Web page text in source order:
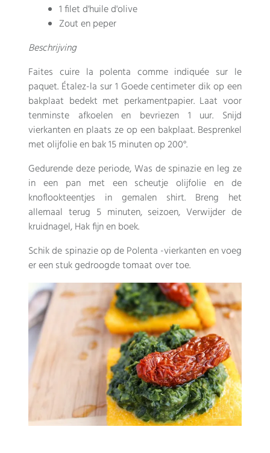
1 filet d'huile d'olive
Zout en peper
Beschrijving
Faites cuire la polenta comme indiquée sur le
paquet. Étalez-la sur1 Goede centimeter dik op een
bakplaat bedekt met perkamentpapier. Laat voor
tenminste afkoelen en bevriezen 1 uur. Snijd
vierkanten en plaats ze op een bakplaat. Besprenkel
met olijfolie en bak 15 minuten op 200°.
Gedurende deze periode, Was de spinazie en leg ze
in een pan met een scheutje olijfolie en de
knoflookteentjes in gemalen shirt. Breng het
allemaal terug 5 minuten, seizoen, Verwijder de
kruidnagel, Hak fijn en boek.
Schik de spinazie op de Polenta -vierkanten en voeg
er een stuk gedroogde tomaat over toe.